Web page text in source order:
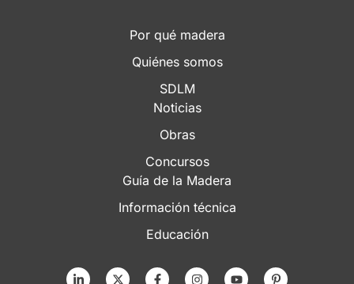
Por qué madera
Quiénes somos
SDLM
Noticias
Obras
Concursos
Guía de la Madera
Información técnica
Educación